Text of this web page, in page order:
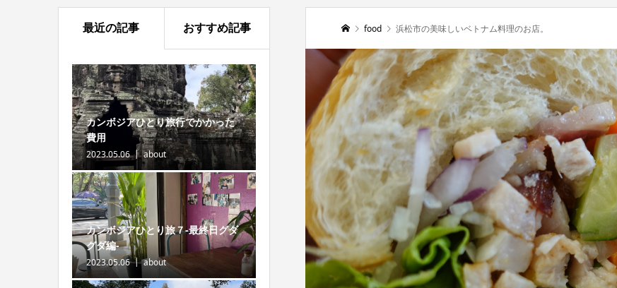
food 浜松市の美味しいベトナム料理のお店。
最近の記事 おすすめ記事
カンボジアひとり旅行でかかった
費用
2023.05.06 about
カンボジアひとり旅７-最終日グダ
グダ編-
2023.05.06 about